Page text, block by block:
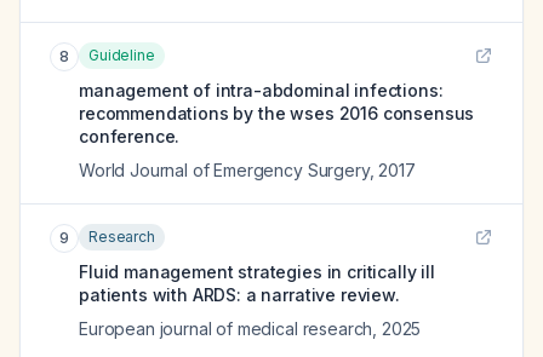
8 Guideline
management of intra-abdominal infections:
recommendations by the wses 2016 consensus
conference.
World Journal of Emergency Surgery, 2017
9 Research
Fluid management strategies in critically ill
patients with ARDS: a narrative review.
European journal of medical research 2025